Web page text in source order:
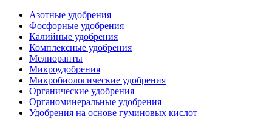
Азотные удобрения
Фосфорные удобрения
Калийные удобрения
Комплексные удобрения
Мелиоранты
Микроудобрения
Микробиологические удобрения
Органические удобрения
Органоминеральные удобрения
Удобрения на основе гуминовых кислот